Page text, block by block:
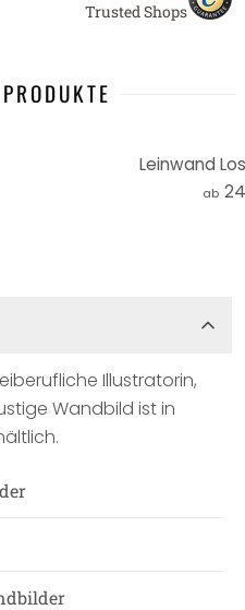
Trusted Shops
Leinwand
ab
Illustratorin,
Wandbild ist in